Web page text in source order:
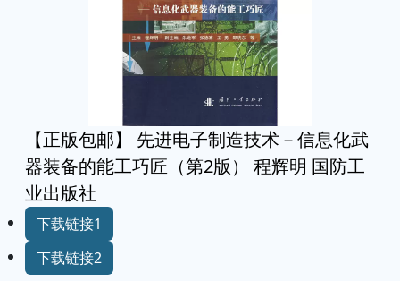
【正版包邮】 先进电子制造技术－信息化武
器装备的能工巧匠（第2版） 程辉明 国防工
业出版社
下载链接1
下载链接2